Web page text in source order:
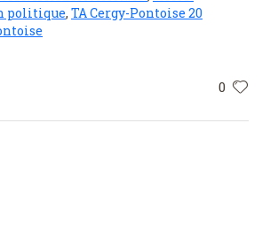
politique, TA Cergy-Pontoise 20
0